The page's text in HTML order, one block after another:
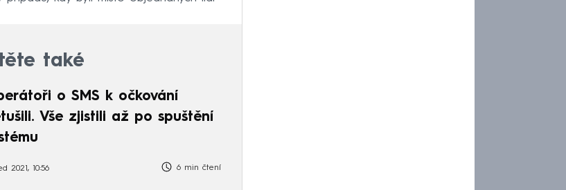
také
o SMS k očkování
Vše zjistili až po spuštění
2021, 10:56 6 min čtení